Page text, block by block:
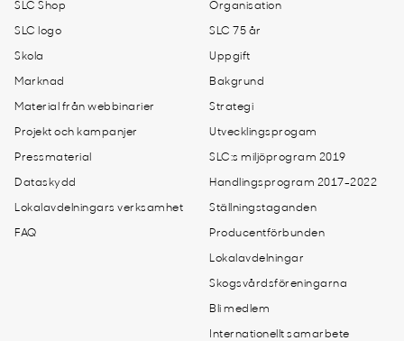
SLC Shop
SLC logo
Skola
Marknad
Material från webbinarier
Projekt och kampanjer
Pressmaterial
Dataskydd
Lokalavdelningars verksamhet
FAQ
Organisation
SLC 75 år
Uppgift
Bakgrund
Strategi
Utvecklingsprogam
SLC:s miljöprogram 2019
Handlingsprogram 2017-2022
Ställningstaganden
Producentförbunden
Lokalavdelningar
Skogsvårdsföreningarna
Bli medlem
Internationellt samarbete